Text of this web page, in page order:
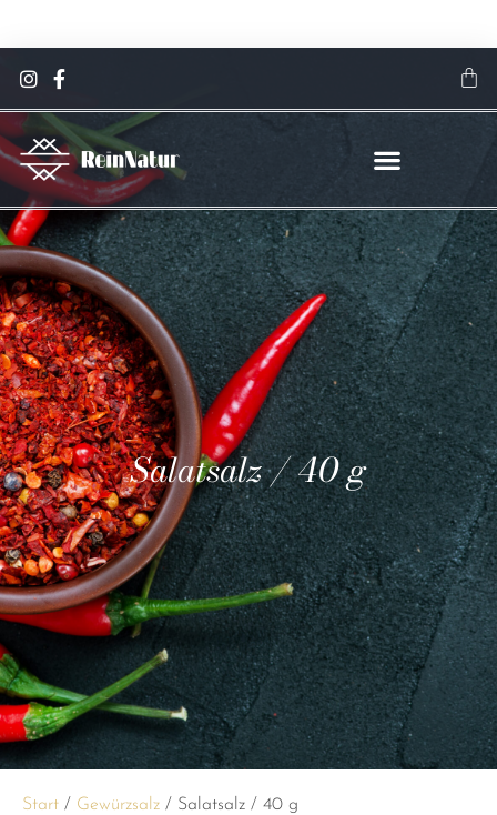
Jetzt sparen! 15 % Rabatt auf alle Gewürze & Spezialsalze
Salatsalz / 40 g
Start / Gewürzsalz / Salatsalz / 40 g